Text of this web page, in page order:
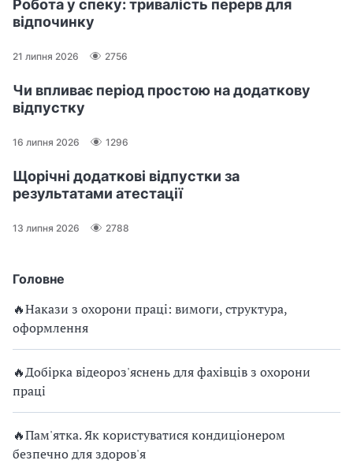
Головне
🔥Накази з охорони праці: вимоги, структура,
оформлення
🔥Добірка відеороз'яснень для фахівців з охорони
праці
🔥Пам'ятка. Як користуватися кондиціонером
безпечно для здоров'я
Робота у спеку: тривалість перерв для
відпочинку
21 липня 2026 2756
Чи впливає період простою на додаткову
відпустку
16 липня 2026 1296
Щорічні додаткові відпустки за
результатами атестації
13 липня 2026 2788